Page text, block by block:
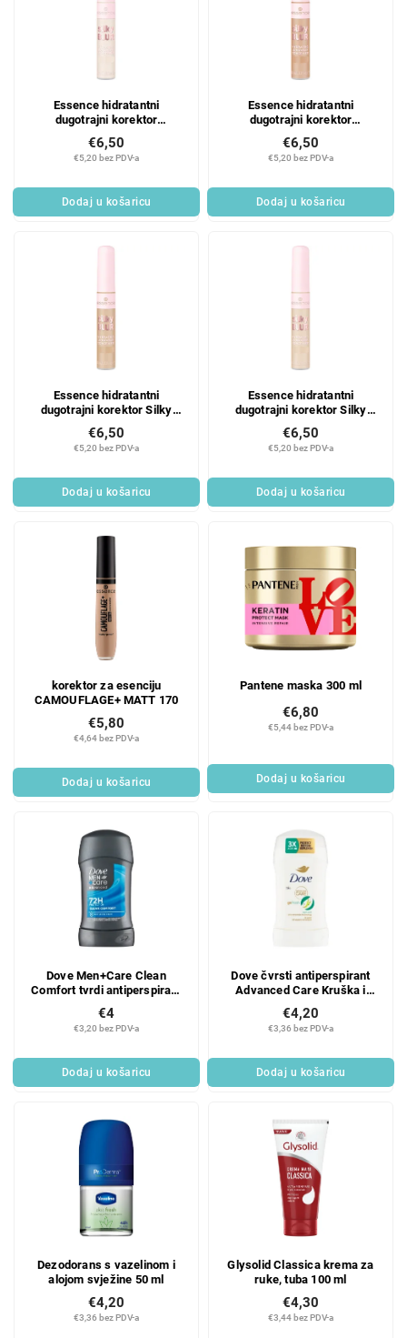
Essence hidratantni
dugotrajni korektor
svilenkasto BLUR 20
€5,20 bez PDV-a
€6,50
Dodaj u košaricu
Essence hidratantni
dugotrajni korektor
svilenkasto BLUR 190
€5,20 bez PDV-a
€6,50
Dodaj u košaricu
Essence hidratantni
dugotrajni korektor Silky
€5,20 bez PDV-a
€6,50
Dodaj u košaricu
Essence hidratantni
dugotrajni korektor Silky
€5,20 bez PDV-a
€6,50
Dodaj u košaricu
korektor za esenciju
CAMOUFLAGE+ MATT 170
€4,64 bez PDV-a
€5,80
Dodaj u košaricu
Pantene maska 300 ml
€5,44 bez PDV-a
€6,80
Dodaj u košaricu
Dove Men+Care Clean
Comfort tvrdi antiperspirant
€3,20 bez PDV-a
€4
Dodaj u košaricu
Dove čvrsti antiperspirant
Advanced Care Kruška i
€3,36 bez PDV-a
€4,20
Dodaj u košaricu
Dezodorans s vazelinom i
alojom svježine 50 ml
€3,36 bez PDV-a
€4,20
Glysolid Classica krema za
ruke, tuba 100 ml
€3,44 bez PDV-a
€4,30